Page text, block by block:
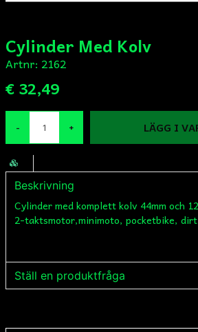
Cylinder Med Kolv
Artnr: 2162
€ 32,49
- + LÄGG I
Beskrivning
Cylinder med komplett kolv 44mm och
2-taktsmotor,minimoto, pocketbike,
Ställ en produktfråga